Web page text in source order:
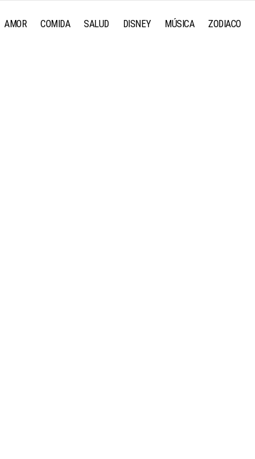
AMOR COMIDA SALUD DISNEY MÚSICA ZODIACO